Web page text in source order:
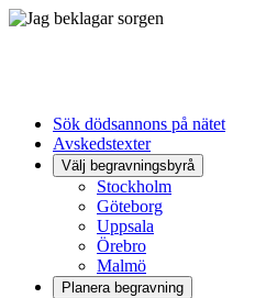
Sök dödsannons på nätet
Avskedstexter
Välj begravningsbyrå
Stockholm
Göteborg
Uppsala
Örebro
Malmö
Planera begravning